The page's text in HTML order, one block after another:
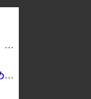
有名配信者さん、ジャングリア沖縄を酷評「ほんとーにおもんない！カス！」→炎上→逆に配信でブチギレ反論！絶叫しながら熱弁「誰かが声を上げないといけ...
防弾ガラスの件で誤情報を拡散した左派、間違いを指摘されても頑として認めなかった結果……